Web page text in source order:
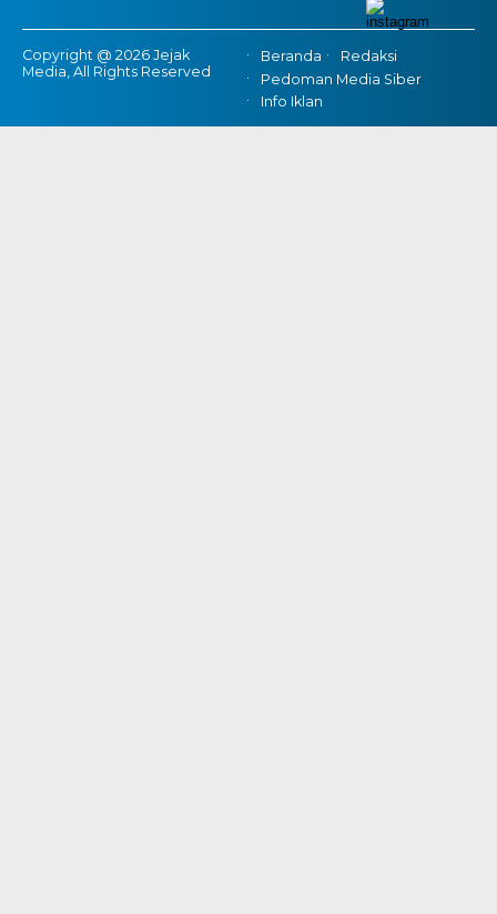
Copyright @ 2026 Jejak
Media, All Rights Reserved
Beranda
Redaksi
Pedoman Media Siber
Info Iklan